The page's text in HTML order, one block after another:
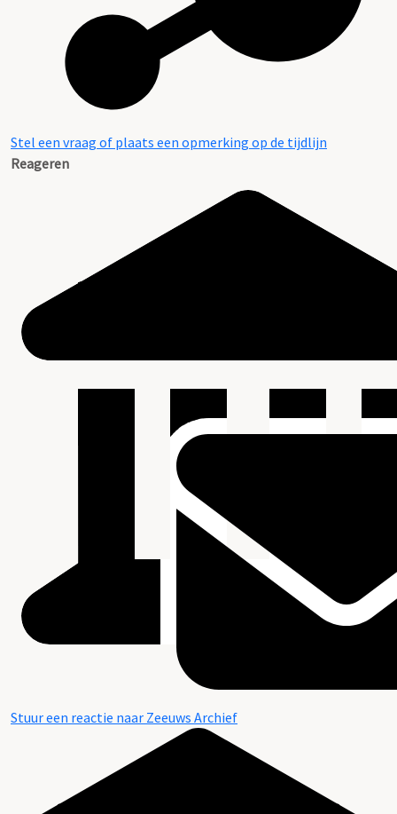
Stel een vraag of plaats een opmerking op de tijdlijn
Reageren
Stuur een reactie naar Zeeuws Archief